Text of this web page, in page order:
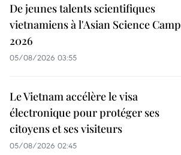
De jeunes talents scientifiques
vietnamiens à l'Asian Science Camp
2026
05/08/2026 03:55
Le Vietnam accélère le visa
électronique pour protéger ses
citoyens et ses visiteurs
05/08/2026 02:45